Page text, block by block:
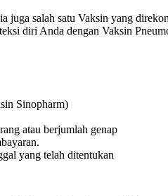
juga salah satu Vaksin yang
diri Anda dengan Vaksin
Sinopharm)
atau berjumlah genap
yang telah ditentukan